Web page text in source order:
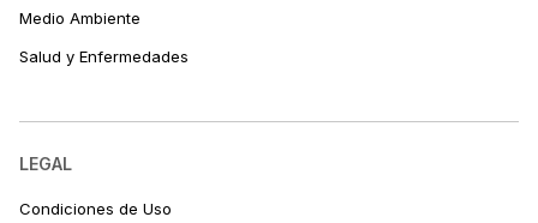
Medio Ambiente
Salud y Enfermedades
LEGAL
Condiciones de Uso